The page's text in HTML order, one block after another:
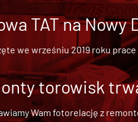
TAT na Nowy
we wrześniu 2019 roku
torowisk
Wam fotorelację z